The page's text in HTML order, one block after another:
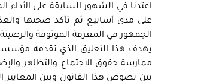
اعتدنا في الشهور السابقة على
على مدى أسابيع ثم تأكد صحتها
الجمهور في المعرفة الموثوقة
يهدف هذا التعليق الذي تقدمه مؤسسة
ممارسة حقوق الاجتماع والتظاهر
بين نصوص هذا القانون وبين المعايير